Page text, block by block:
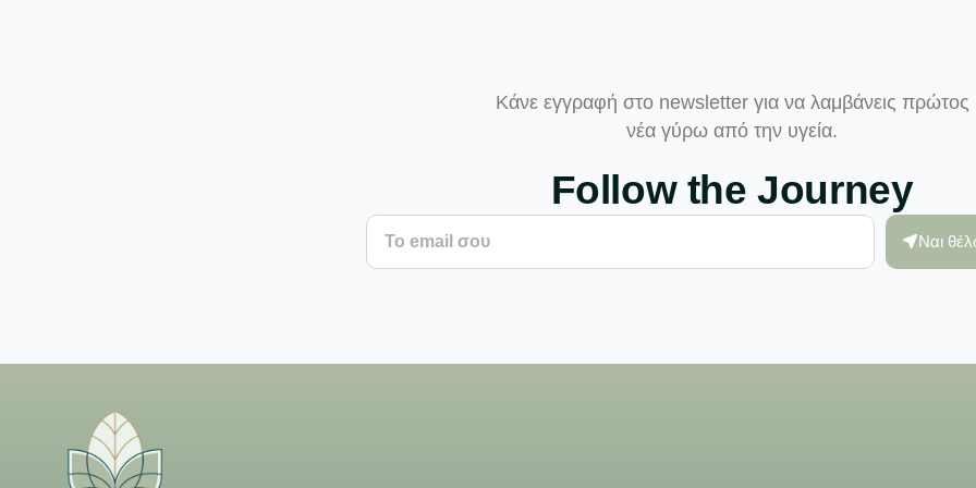
Κάνε εγγραφή στο newsletter για να λαμβάνεις πρώτος
νέα γύρω από την υγεία.
Follow the Journey
Ναι